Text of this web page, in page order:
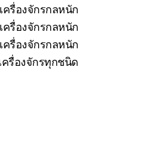
ครื่องจักรกลหนัก
ครื่องจักรกลหนัก
ครื่องจักรกลหนัก
รื่องจักรทุกชนิด